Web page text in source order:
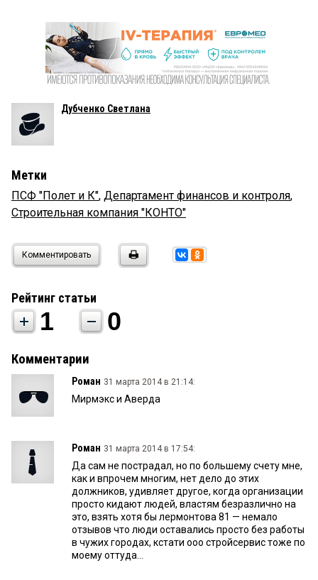
Дубченко Светлана
Метки
ПСФ "Полет и К", Департамент финансов и контроля,
Строительная компания "КОНТО"
Комментировать
Рейтинг статьи
1 0
Комментарии
Роман 31 марта 2014 в 21:14:
Мирмэкс и Аверда
Роман 31 марта 2014 в 17:54:
Да сам не пострадал, но по большему счету мне,
как и впрочем многим, нет дело до этих
должников, удивляет другое, когда организации
просто кидают людей, властям безразлично на
это, взять хотя бы лермонтова 81 — немало
отзывов что люди оставались просто без работы
в чужих городах, кстати ооо стройсервис тоже по
моему оттуда...